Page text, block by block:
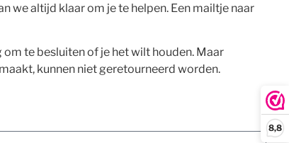
8,8
we altijd klaar om je te helpen. Een mailtje naar
te besluiten of je het wilt houden. Maar
kunnen niet geretourneerd worden.